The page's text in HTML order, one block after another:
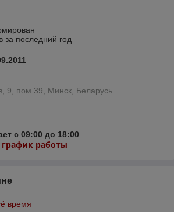
за последний год
9, пом.39, Минск, Беларусь
с 09:00 до 18:00
график работы
время